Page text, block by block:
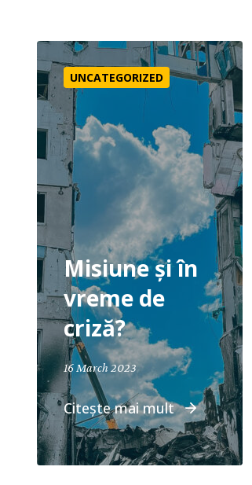
Misiune și în vreme de criză?
Misiune și în
vreme de
criză?
UNCATEGORIZED
16 March 2023
Citește mai mult